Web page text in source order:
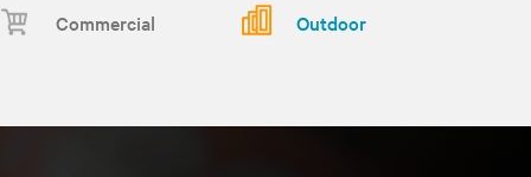
Commercial Outdoor